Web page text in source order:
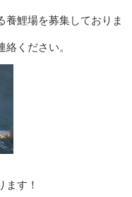
養鯉場を募集しておりま
ください。
ます！